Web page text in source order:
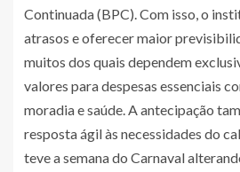
Continuada (BPC). Com isso, o
atrasos e oferecer maior
muitos dos quais dependem
valores para despesas essenciais
moradia e saúde. A antecipação
resposta ágil às necessidades do
teve a semana do Carnaval